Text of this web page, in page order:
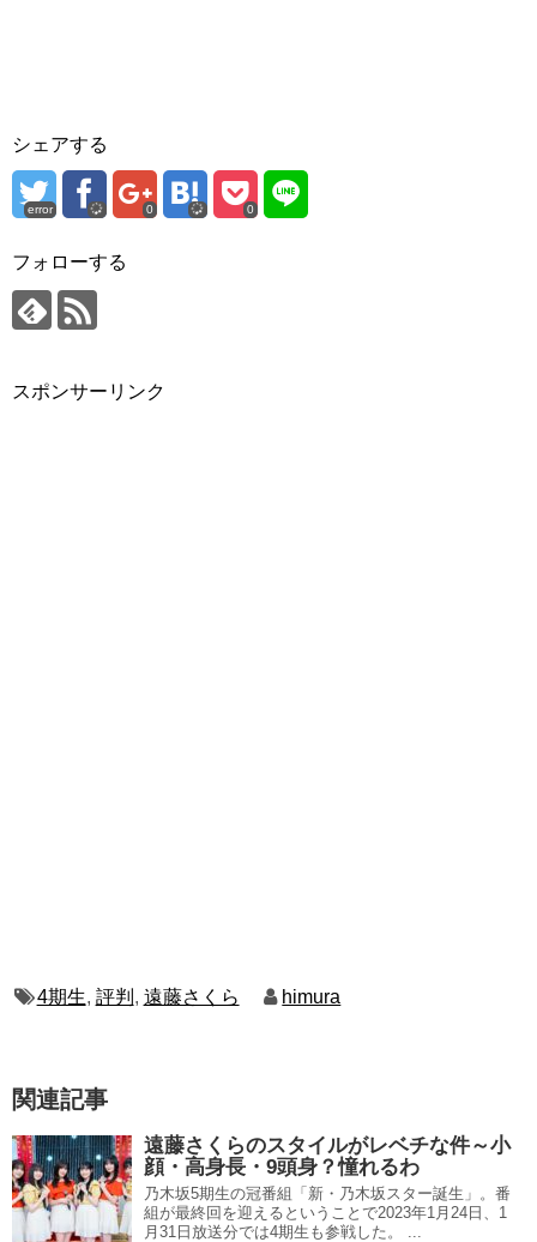
シェアする
error 0 0
フォローする
スポンサーリンク
4期生, 評判 , 遠藤さくら himura
関連記事
遠藤さくらのスタイルがレベチな件～小
顔・高身長・9頭身？憧れるわ
乃木坂5期生の冠番組「新・乃木坂スター誕生」。番
組が最終回を迎えるということで2023年1月24日、1
月31日放送分では4期生も参戦した。 ...